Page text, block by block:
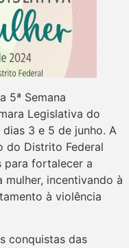
5ª Semana
Legislativa do
3 e 5 de junho. A
do Distrito Federal
para fortalecer a
incentivando à
à violência
conquistas das